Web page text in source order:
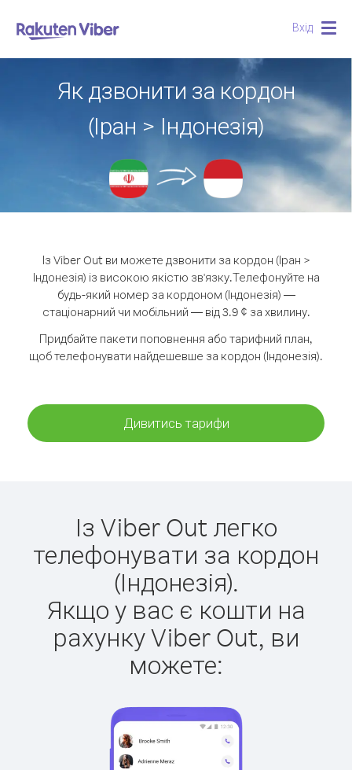
Вхід
Як дзвонити за кордон
(Іран > Індонезія)
Із Viber Out ви можете дзвонити за кордон (Іран >
Індонезія) із високою якістю зв'язку.Телефонуйте на
будь-який номер за кордоном (Індонезія) —
стаціонарний чи мобільний — від 3.9 ¢ за хвилину.
Придбайте пакети поповнення або тарифний план,
щоб телефонувати найдешевше за кордон (Індонезія).
Дивитись тарифи
Із Viber Out легко
телефонувати за кордон
(Індонезія).
Якщо у вас є кошти на
рахунку Viber Out, ви
можете: